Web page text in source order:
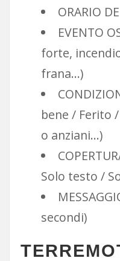
ORARIO
EVENTO
forte,
frana…)
bene / Ferito
o anziani…)
Solo testo /
secondi)